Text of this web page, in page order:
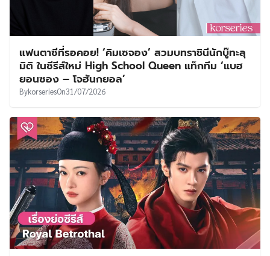
แฟนตาซีที่รอคอย! ‘คิมเซจอง’ สวมบทราชินีนักบู๊ทะลุ
มิติ ในซีรีส์ใหม่ High School Queen แท็กทีม ‘แบฮ
ยอนซอง – โจฮันกยอล’
BykorseriesOn31/07/2026